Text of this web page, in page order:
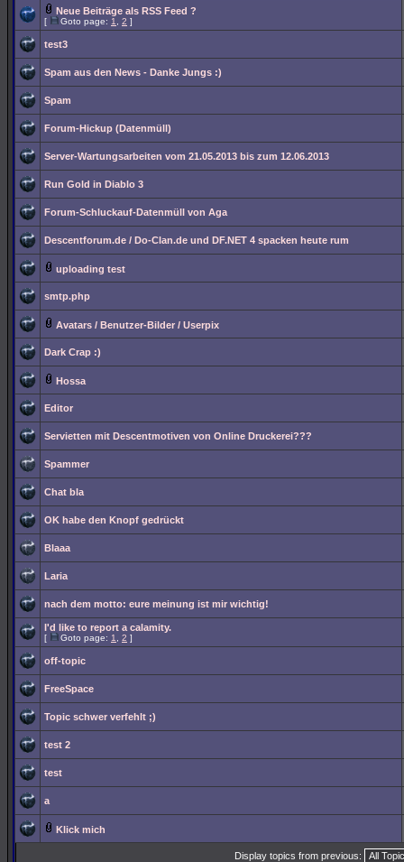
Neue Beiträge als RSS Feed ?
[ Goto page: 1 2 ]
test3
Spam aus den News - Danke Jungs :)
Spam
Forum-Hickup (Datenmüll)
Server-Wartungsarbeiten vom 21.05.2013 bis zum 12.06.2013
Run Gold in Diablo 3
Forum-Schluckauf-Datenmüll von Aga
Descentforum.de / Do-Clan.de und DF.NET 4 spacken heute rum
uploading test
smtp.php
Avatars / Benutzer-Bilder / Userpix
Dark Crap :)
Hossa
Editor
Servietten mit Descentmotiven von Online Druckerei???
Spammer
Chat bla
OK habe den Knopf gedrückt
Blaaa
Laria
nach dem motto: eure meinung ist mir wichtig!
I'd like to report a calamity.
[ Goto page: 1 2 ]
off-topic
FreeSpace
Topic schwer verfehlt ;)
test 2
test
a
Klick mich
Display topics from previous: